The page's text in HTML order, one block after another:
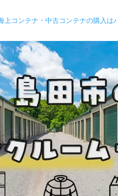
上コンテナ・中古コンテナの購入は